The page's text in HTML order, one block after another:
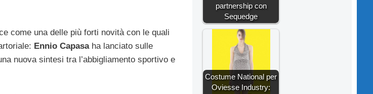
come una delle più forti novità con le quali
Ennio Capasaha lanciato sulle
nuova sintesi tra l’abbigliamento sportivo e
partnership con
Sequedge
Costume National per
Oviesse Industry: